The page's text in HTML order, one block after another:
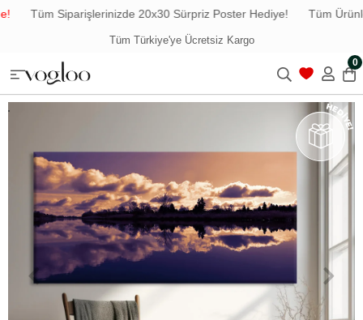
Tüm Siparişlerinizde 20x30 Sürpriz Poster Hediye! Tüm
Tüm Türkiye'ye Ücretsiz Kargo
0